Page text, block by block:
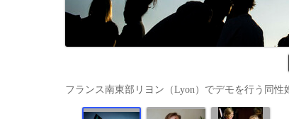
フランス南東部リヨン（Lyon）でデモを行う同性